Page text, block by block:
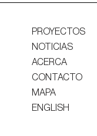
PROYECTOS
NOTICIAS
ACERCA
CONTACTO
MAPA
ENGLISH